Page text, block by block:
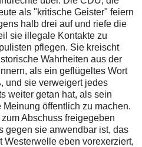
als "kritische Geister" feiern
halb drei auf und riefe die
sie illegale Kontakte zu
pflegen. Sie kreischt
Wahrheiten aus der
als ein geflügeltes Wort
und sie verweigert jedes
weiter getan hat, als sein
öffentlich zu machen.
Abschuss freigegeben
gegen sie anwendbar ist, das
Westerwelle eben vorexerziert,